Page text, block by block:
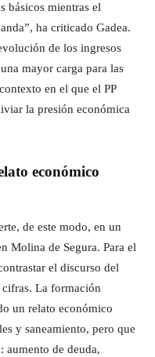
básicos mientras el
ha criticado Gadea.
de los ingresos
mayor carga para las
en el que el PP
la presión económica
económico
de este modo, en un
Molina de Segura. Para el
el discurso del
La formación
un relato económico
y saneamiento, pero que
aumento de deuda,